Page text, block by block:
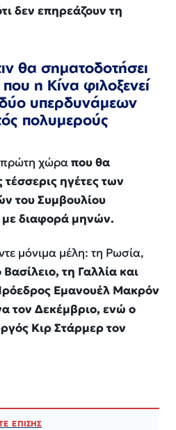
δεν επηρεάζουν τη
θα σηματοδοτήσει
η Κίνα φιλοξενεί
υπερδυνάμεων
πολυμερούς
πρώτη χώραπου θα
τέσσερις ηγέτες των
του Συμβουλίου
διαφορά μηνών.
μόνιμα μέλη: τη Ρωσία,
τη Γαλλία και
Εμανουέλ Μακρόν
τον Δεκέμβριο, ενώ ο
Κιρ Στάρμερ τον
ΕΠΙΣΗΣ